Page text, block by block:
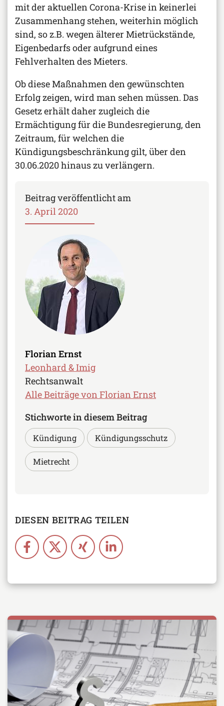
mit der aktuellen Corona-Krise in keinerlei
Zusammenhang stehen, weiterhin möglich
sind, so z.B. wegen älterer Mietrückstände,
Eigenbedarfs oder aufgrund eines
Fehlverhalten des Mieters.
Ob diese Maßnahmen den gewünschten
Erfolg zeigen, wird man sehen müssen. Das
Gesetz erhält daher zugleich die
Ermächtigung für die Bundesregierung, den
Zeitraum, für welchen die
Kündigungsbeschränkung gilt, über den
30.06.2020 hinaus zu verlängern.
Beitrag veröffentlicht am
3. April 2020
Florian Ernst
Leonhard & Imig
Rechtsanwalt
Alle Beiträge von Florian Ernst
Stichworte in diesem Beitrag
Kündigung Kündigungsschutz
Mietrecht
DIESEN BEITRAG TEILEN